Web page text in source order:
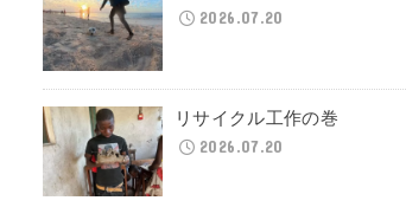
2026.07.20
リサイクル工作の巻
2026.07.20